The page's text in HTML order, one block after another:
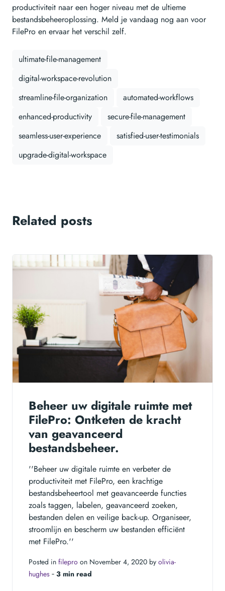
productiviteit naar een hoger niveau met de ultieme
bestandsbeheeroplossing. Meld je vandaag nog aan voor
FilePro en ervaar het verschil zelf.
ultimate-file-management
digital-workspace-revolution
streamline-file-organization
automated-workflows
enhanced-productivity
secure-file-management
seamless-user-experience
satisfied-user-testimonials
upgrade-digital-workspace
Related posts
Beheer uw digitale ruimte met
FilePro: Ontketen de kracht
van geavanceerd
bestandsbeheer.
''Beheer uw digitale ruimte en verbeter de
productiviteit met FilePro, een krachtige
bestandsbeheertool met geavanceerde functies
zoals taggen, labelen, geavanceerd zoeken,
bestanden delen en veilige back-up. Organiseer,
stroomlijn en bescherm uw bestanden efficiënt
met FilePro.''
Posted in filepro on November 4, 2020 by olivia-
hughes ‐ 3 min read